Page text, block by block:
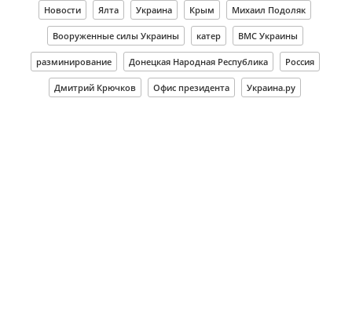
Новости Ялта Украина Крым Михаил Подоляк
Вооруженные силы Украины катер ВМС Украины
разминирование Донецкая Народная Республика Россия
Дмитрий Крючков Офис президента Украина.ру